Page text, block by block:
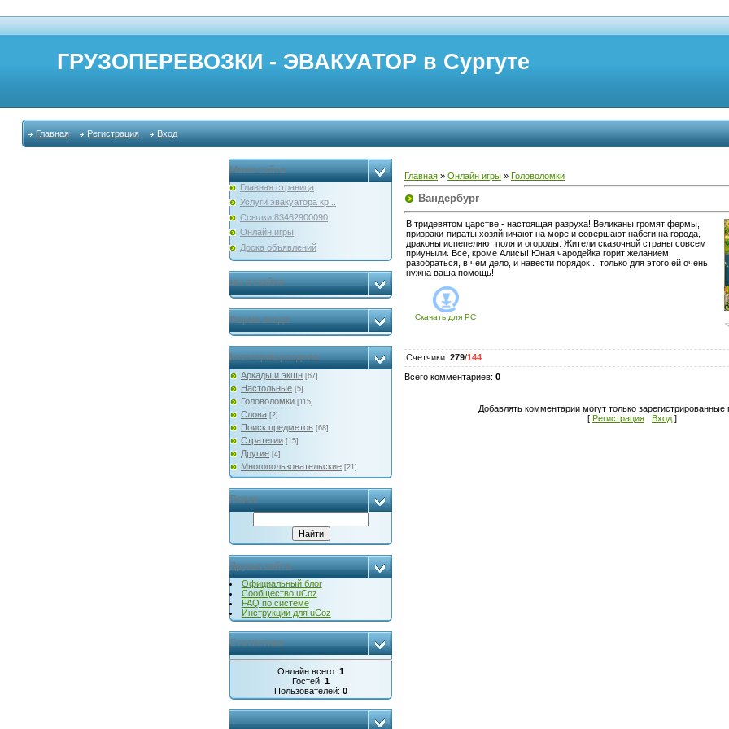
ГРУЗОПЕРЕВОЗКИ - ЭВАКУАТОР в Сургуте
Главная Регистрация Вход
Меню сайта
Главная страница
Услуги эвакуатора кр...
Ссылки 83462900090
Онлайн игры
Доска объявлений
мы в скайпе
Форма входа
Категории раздела
Аркады и экшн [67]
Настольные [5]
Головоломки [115]
Слова [2]
Поиск предметов [68]
Стратегии [15]
Другие [4]
Многопользовательские [21]
Поиск
Друзья сайта
Официальный блог
Сообщество uCoz
FAQ по системе
Инструкции для uCoz
Статистика
Онлайн всего: 1
Гостей: 1
Пользователей: 0
...
Главная » Онлайн игры » Головоломки
Вандербург
В тридевятом царстве - настоящая разруха! Великаны громят фермы,
призраки-пираты хозяйничают на море и совершают набеги на города,
драконы испепеляют поля и огороды. Жители сказочной страны совсем
приуныли. Все, кроме Алисы! Юная чародейка горит желанием
разобраться, в чем дело, и навести порядок... только для этого ей очень
нужна ваша помощь!
Скачать для PC
Счетчики: 279/144
Всего комментариев: 0
Добавлять комментарии могут только зарегистрированные
[ Регистрация Вход ]